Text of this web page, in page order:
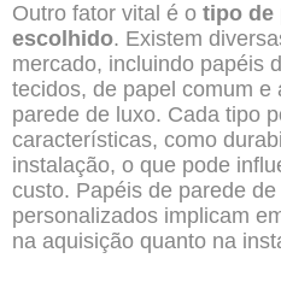
Outro fator vital é o tipo de
escolhido. Existem
mercado, incluindo papéis
tecidos, de papel comum e
parede de luxo. Cada tipo
características, como
instalação, o que pode
custo. Papéis de parede
personalizados implicam
na aquisição quanto na